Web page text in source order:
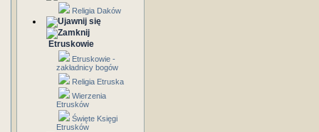
Religia Daków
Etruskowie
Etruskowie -
zakładnicy bogów
Religia Etruska
Wierzenia
Etrusków
Święte Księgi
Etrusków